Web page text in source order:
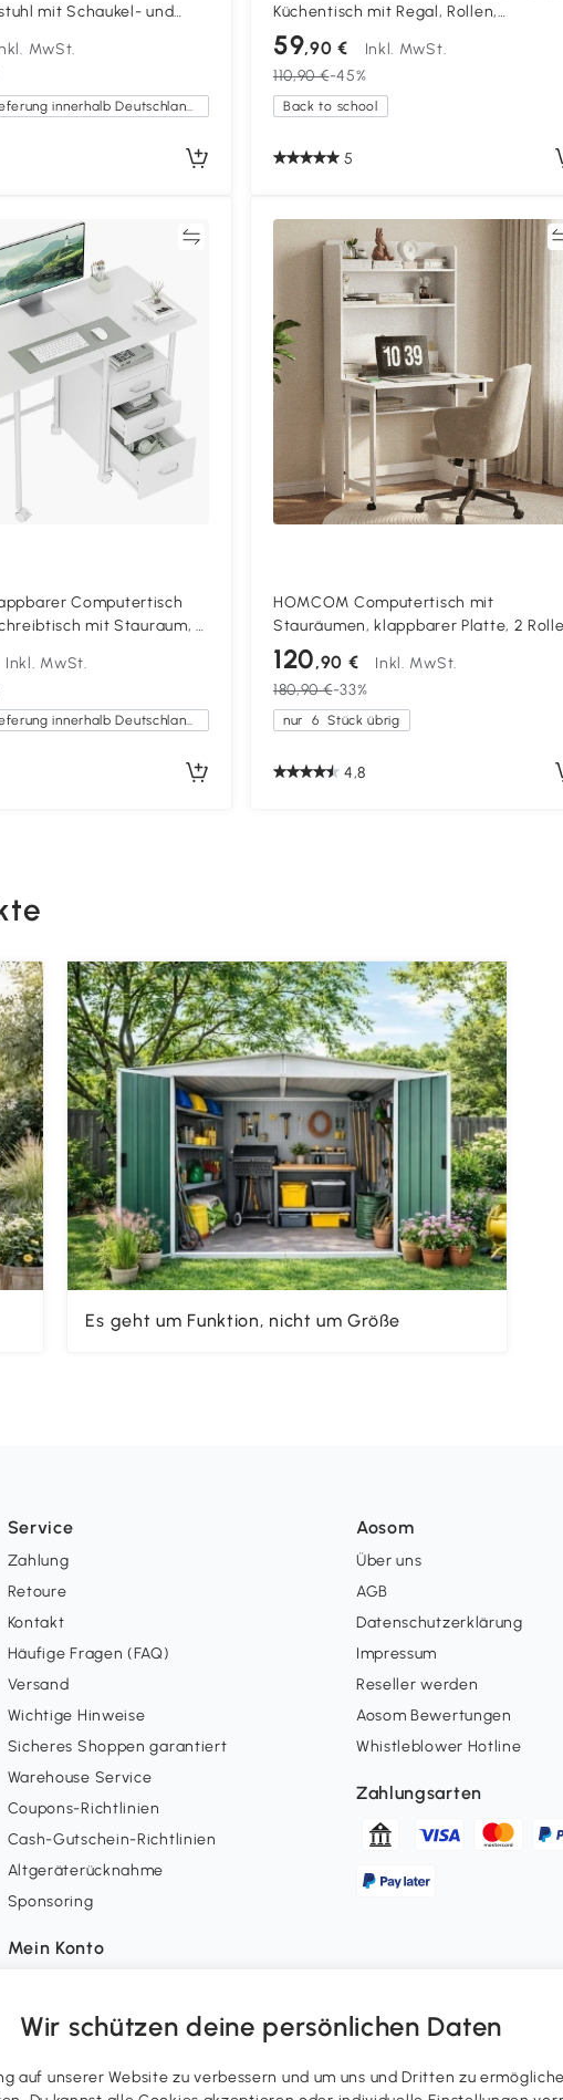
mit Schaukel- und
Computerstuhl mit Rollen
Grau
MwSt.
Kostenlose Lieferung innerhalb Deutschlands
Küchentisch mit Regal, Rollen,
Computertisch Rustikal Braun 60 x 60 x
70,5-120 cm
59,90 €
Inkl. MwSt.
110,90 €-45%
Back to school
5
Computertisch
mit Stauraum, 3
Plattform,
Weiß
Inkl. MwSt.
Kostenlose Lieferung innerhalb Deutschlands
Vergleichen
HOMCOM Computertisch mit
Stauräumen, klappbarer Platte, 2
für Schlafzimmer, Wohnzimmer, 80 x 69
x 153 cm, Weiß
120,90 €
Inkl. MwSt.
180,90 €-33%
nur 6 Stück übrig
4,8
Es geht um Funktion, nicht um Größe
Service
Zahlung
Retoure
Kontakt
Häufige Fragen (FAQ)
Versand
Wichtige Hinweise
Sicheres Shoppen garantiert
Warehouse Service
Coupons-Richtlinien
Cash-Gutschein-Richtlinien
Altgeräterücknahme
Sponsoring
Mein Konto
Treuepunkte
Widerrufsrecht ausüben
Nutzergenerierte Inhalte
Aosom
Über uns
AGB
Datenschutzerklärung
Impressum
Reseller werden
Aosom Bewertungen
Whistleblower Hotline
Zahlungsarten
Wir schützen deine persönlichen Daten
auf unserer Website zu verbessern und um uns und Dritten zu